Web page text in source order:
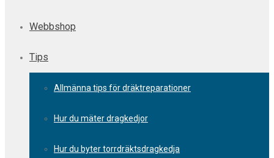
Webbshop
Tips
Allmänna tips för dräktreparationer
Hur du mäter dragkedjor
Hur du byter torrdräktsdragkedja